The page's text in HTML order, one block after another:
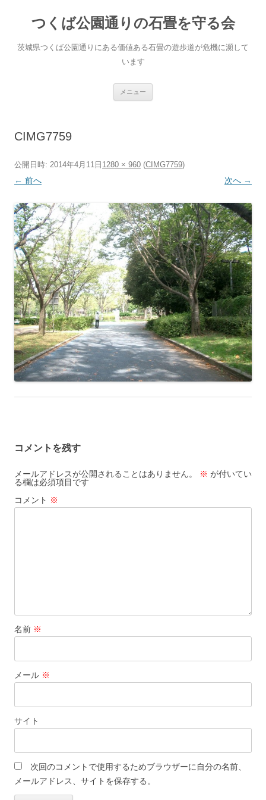
へ
ス
つくば公園通りの石畳を守る会
茨城県つくば公園通りにある価値ある石畳の遊歩道が危機に瀕して
います
メニュー
CIMG7759
公開日時: 2014年4月11日 1280 × 960 (CIMG7759)
← 前へ 次へ →
コメントを残す
メールアドレスが公開されることはありません。 ※ が付いてい
る欄は必須項目です
コメント ※
名前 ※
メール ※
サイト
次回のコメントで使用するためブラウザーに自分の名前、
メールアドレス、サイトを保存する。